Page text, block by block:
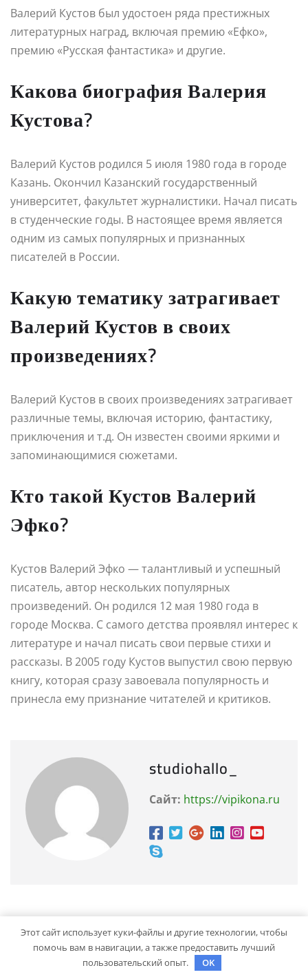
Валерий Кустов был удостоен ряда престижных
литературных наград, включая премию «Ефко»,
премию «Русская фантастика» и другие.
Какова биография Валерия
Кустова?
Валерий Кустов родился 5 июля 1980 года в городе
Казань. Окончил Казанский государственный
университет, факультет журналистики. Начал писать
в студенческие годы. В настоящее время является
одним из самых популярных и признанных
писателей в России.
Какую тематику затрагивает
Валерий Кустов в своих
произведениях?
Валерий Кустов в своих произведениях затрагивает
различные темы, включая историю, фантастику,
приключения и т.д. Он известен своими яркими и
запоминающимися сюжетами.
Кто такой Кустов Валерий
Эфко?
Кустов Валерий Эфко — талантливый и успешный
писатель, автор нескольких популярных
произведений. Он родился 12 мая 1980 года в
городе Москва. С самого детства проявлял интерес к
литературе и начал писать свои первые стихи и
рассказы. В 2005 году Кустов выпустил свою первую
книгу, которая сразу завоевала популярность и
принесла ему признание читателей и критиков.
studiohallo_
Сайт: https://vipikona.ru
RELATED STORY
Этот сайт использует куки-файлы и другие технологии, чтобы
помочь вам в навигации, а также предоставить лучший
пользовательский опыт.
OK